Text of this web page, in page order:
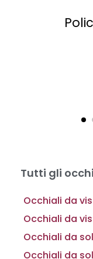
Tutti gli
Occhiali da
Occhiali da
Occhiali da
Occhiali da